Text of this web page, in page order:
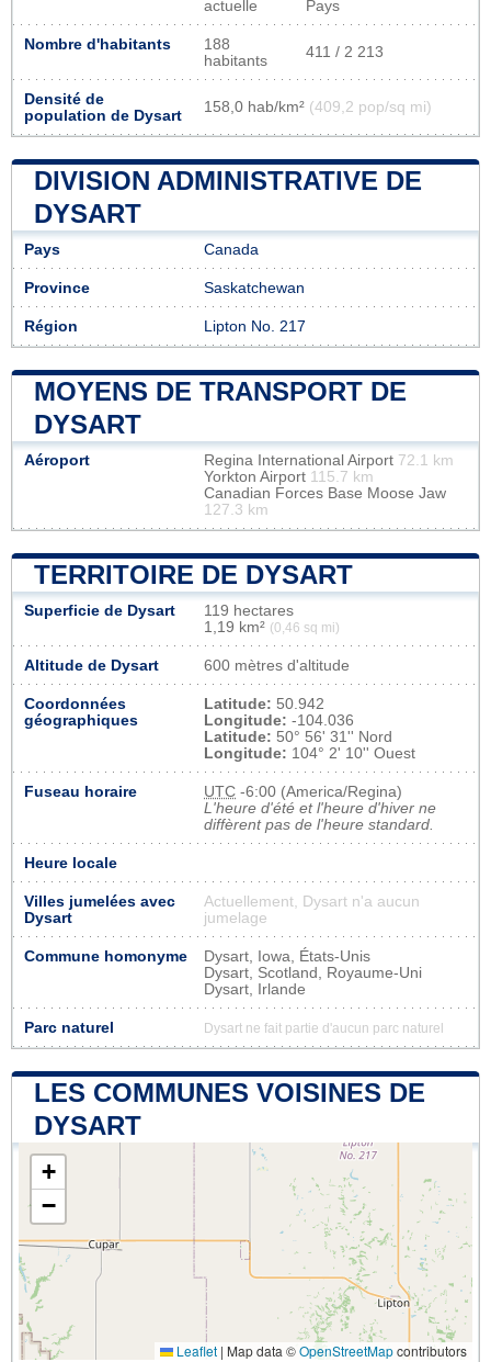
actuelle
Pays
Nombre d'habitants
188
habitants
411 / 2 213
Densité de
population de Dysart
158,0 hab/km² (409,2 pop/sq mi)
DIVISION ADMINISTRATIVE DE
DYSART
Pays Canada
Province Saskatchewan
Région Lipton No. 217
MOYENS DE TRANSPORT DE
DYSART
Aéroport Regina International Airport 72.1 km
Yorkton Airport 115.7 km
Canadian Forces Base Moose Jaw
127.3 km
TERRITOIRE DE DYSART
Superficie de Dysart
119 hectares
1,19 km² (0,46 sq mi)
Altitude de Dysart 600 mètres d'altitude
Coordonnées
géographiques
Latitude: 50.942
Longitude: -104.036
Latitude: 50° 56' 31'' Nord
Longitude: 104° 2' 10'' Ouest
Fuseau horaire UTC -6:00 (America/Regina)
L'heure d'été et l'heure d'hiver ne
diffèrent pas de l'heure standard.
Heure locale
Villes jumelées avec
Dysart
Actuellement, Dysart n'a aucun
jumelage
Commune homonyme
Dysart, Iowa, États-Unis
Dysart, Scotland, Royaume-Uni
Dysart, Irlande
Parc naturel Dysart ne fait partie d'aucun parc naturel
LES COMMUNES VOISINES DE
DYSART
+
−
Leaflet | Map data ©OpenStreetMapcontributors